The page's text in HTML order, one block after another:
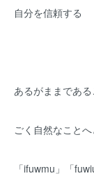
自分を信頼する
あるがままであ
ごく自然なこと
「ifuwmu」「